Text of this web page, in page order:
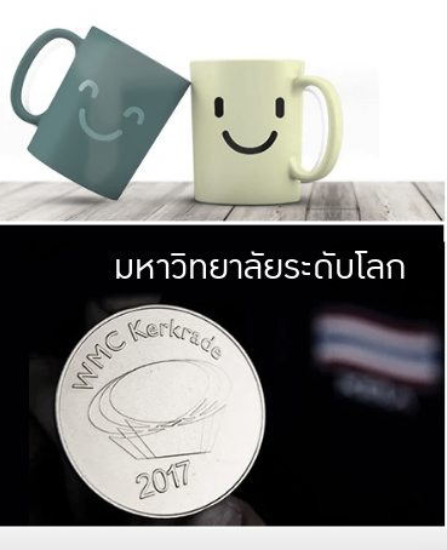
ให้กับประชาชน
มหาวิทยา
พร้อมที่จ
และผลักดันในการใช้ระบบส
เพื่อการทำงานแ
มหาวิทยาลัยระดับโลก